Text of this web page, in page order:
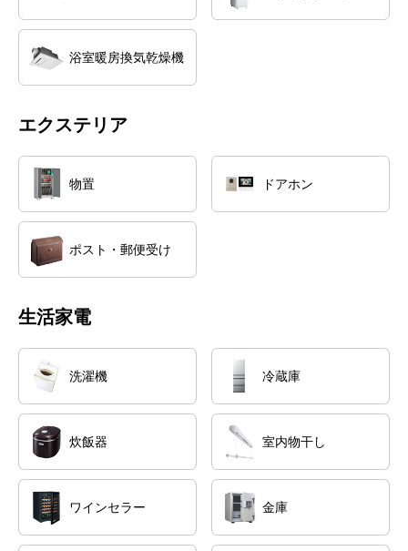
浴室暖房換気乾燥機
エクステリア
物置 ドアホン
ポスト・郵便受け
生活家電
洗濯機 冷蔵庫
炊飯器 室内物干し
ワインセラー 金庫